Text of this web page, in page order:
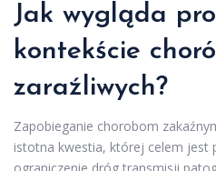
Jak wygląda
kontekście
zaraźliwych?
Zapobieganie chorobom
istotna kwestia, której celem jest